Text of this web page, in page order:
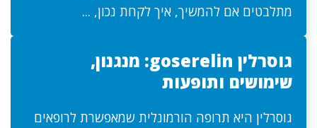
מתלבטים אם להמשיך, איך לקחת נכון, ...
גוסרלין goserelin: מנגנון,
שימושים ותופעות
גוסרלין היא תרופה הורמונלית שמאפשרת לרופאים